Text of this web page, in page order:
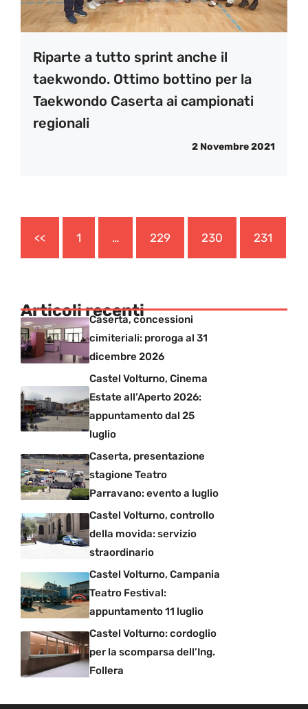
Riparte a tutto sprint anche il
taekwondo. Ottimo bottino per la
Taekwondo Caserta ai campionati
regionali
2 Novembre 2021
<< 1 … 229 230 231
Articoli recenti
Caserta, concessioni
cimiteriali: proroga al 31
dicembre 2026
Castel Volturno, Cinema
Estate all’Aperto 2026:
appuntamento dal 25
luglio
Caserta, presentazione
stagione Teatro
Parravano: evento a luglio
Castel Volturno, controllo
della movida: servizio
straordinario
Castel Volturno, Campania
Teatro Festival:
appuntamento 11 luglio
Castel Volturno: cordoglio
per la scomparsa dell’Ing.
Follera